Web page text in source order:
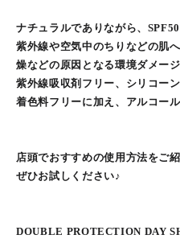
ナチュラルでありながら、
紫外線や空気中のちりなどの肌
燥などの原因となる環境ダメージ
紫外線吸収剤フリー、シリコー
着色料フリーに加え、アルコー
店頭でおすすめの使用方法をご
ぜひお試しください♪
DOUBLE PROTECTION DAY